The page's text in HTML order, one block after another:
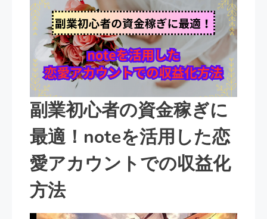
副業初心者の資金稼ぎに
最適！noteを活用した恋
愛アカウントでの収益化
方法